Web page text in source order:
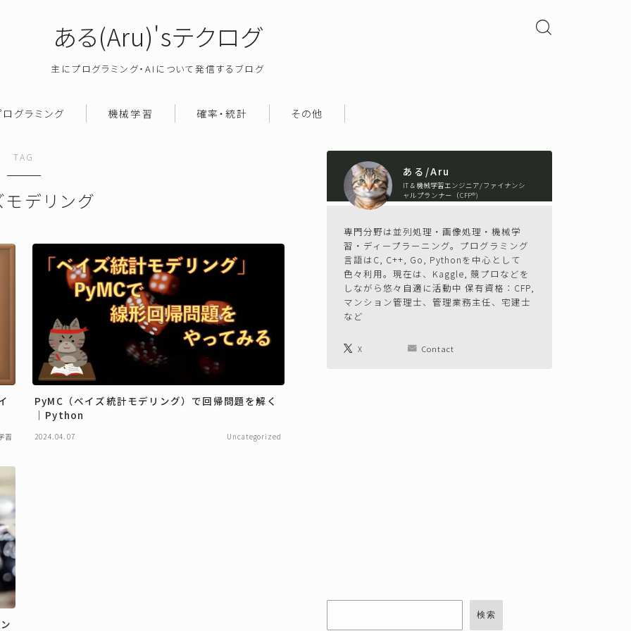
ある(Aru)'sテクログ
主にプログラミング・AIについて発信するブログ
グラミング 機械学習 確率・統計 その他
TAG
デリング
習
PyMC（ベイズ統計モデリング）で回帰問題を解く
｜Python
2024.04.07 Uncategorized
ある/Aru
IT＆機械学習エンジニア/ファイナンシ
ャルプランナー（CFP®)
専門分野は並列処理・画像処理・機械学
習・ディープラーニング。プログラミング
言語はC, C++, Go, Pythonを中心として
色々利用。現在は、Kaggle, 競プロなどを
しながら悠々自適に活動中 保有資格：CFP,
マンション管理士、管理業務主任、宅建士
など
X Contact
検索